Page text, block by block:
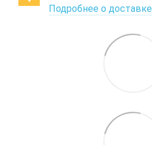
Подробнее о доставке